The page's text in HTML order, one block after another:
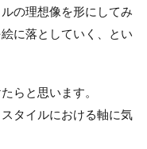
の理想像を形にしてみ
に落としていく、とい
らと思います。
タイルにおける軸に気